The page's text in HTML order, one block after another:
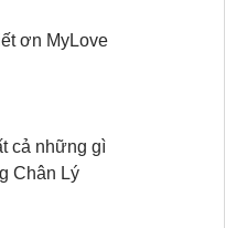
ơn MyLove
cả những gì
Chân Lý